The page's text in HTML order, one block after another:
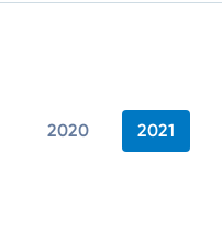
2020 2021